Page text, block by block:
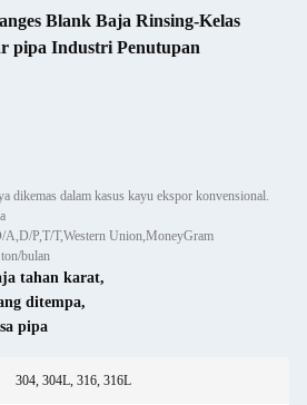
Blank Baja Rinsing-Kelas
pipa Industri Penutupan
dikemas dalam kasus kayu ekspor konvensional.
A,D/P,T/T,Western Union,MoneyGram
bulan
tahan karat,
ditempa,
pipa
304, 304L, 316, 316L